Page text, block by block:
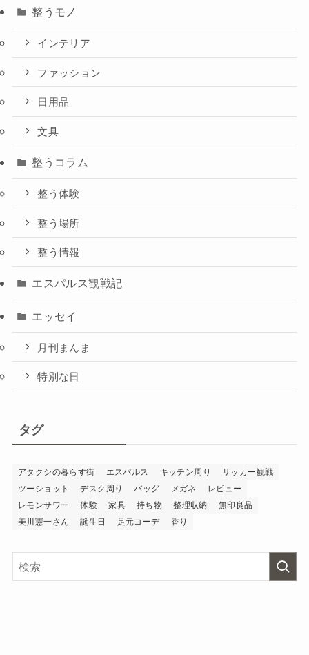
整うモノ
インテリア
ファッション
日用品
文具
整うコラム
整う体験
整う場所
整う情報
エスパルス観戦記
エッセイ
月刊まんま
特別な日
タグ
アタクシの暮らす街 エスパルス キッチン周り
サッカー観戦
ツーショット
デスク周り バッグ メガネ
レビュー
レモンサワー
体験 家具 持ち物 整理収納
無印良品
美川憲一さん
誕生日 足元コーデ 香り